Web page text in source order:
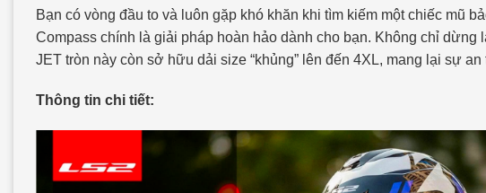
Bạn có vòng đầu to và luôn gặp khó khăn khi tìm kiếm một chiếc mũ
Compass chính là giải pháp hoàn hảo dành cho bạn. Không chỉ dừng
JET tròn này còn sở hữu dải size “khủng” lên đến 4XL, mang lại sự
Thông tin chi tiết: